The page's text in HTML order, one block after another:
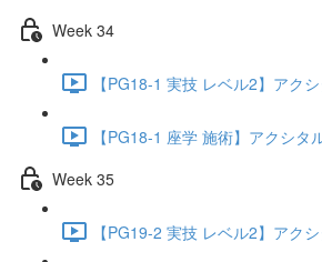
Week 34
【PG18-1 実技 レベル2】アク
【PG18-1 座学 施術】アクシタ
Week 35
【PG19-2 実技 レベル2】アク